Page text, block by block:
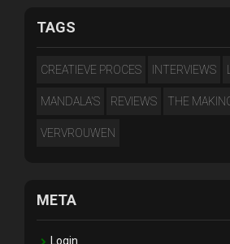
TAGS
CREATIEVE PROCES INTERVIEWS
MANDALA'S REVIEWS THE
VERVROUWEN
META
Login